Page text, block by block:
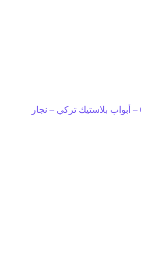
ابواب pvc تركية – 65727284 – أبواب بلاستيك تركي – نجار